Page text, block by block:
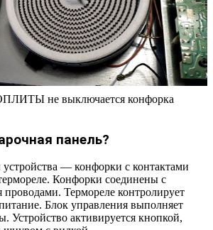
не выключается конфорка
панель?
— конфорки с контактами
Конфорки соединены с
Термореле контролирует
Блок управления выполняет
Устройство активируется кнопкой,